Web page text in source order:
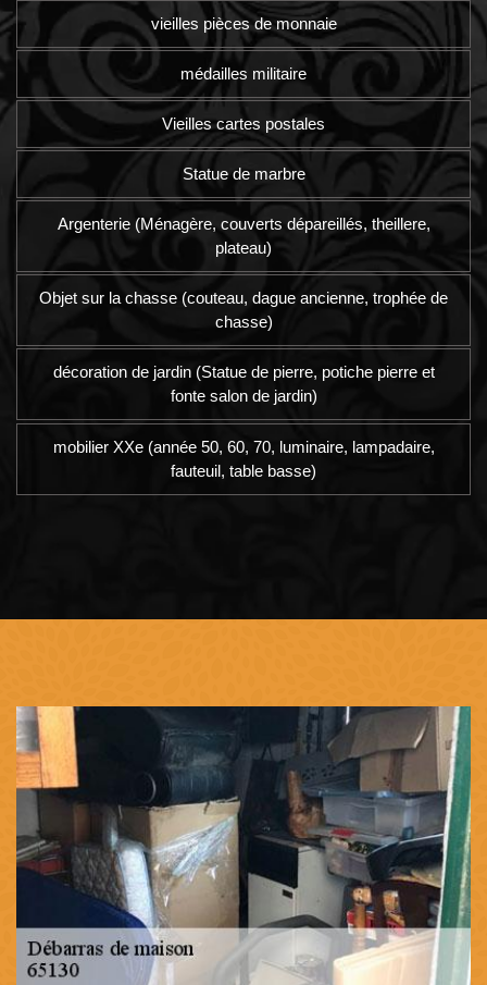
vieilles pièces de monnaie
médailles militaire
Vieilles cartes postales
Statue de marbre
Argenterie (Ménagère, couverts dépareillés, theillere,
plateau)
Objet sur la chasse (couteau, dague ancienne, trophée de
chasse)
décoration de jardin (Statue de pierre, potiche pierre et
fonte salon de jardin)
mobilier XXe (année 50, 60, 70, luminaire, lampadaire,
fauteuil, table basse)